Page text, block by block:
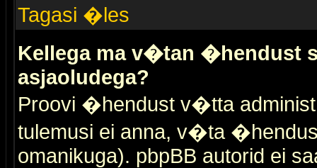
Tagasi �les
Kellega ma v�tan �hendust
asjaoludega?
Proovi �hendust v�tta
tulemusi ei anna, v�ta
omanikuga). pbpBB autorid ei